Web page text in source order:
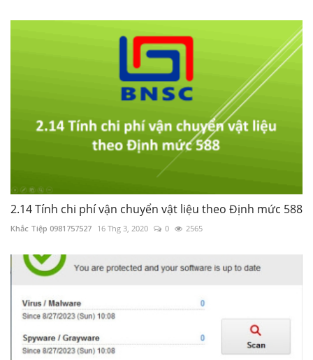
2.14 Tính chi phí vận chuyển vật liệu theo Định mức 588
Khắc Tiệp 0981757527 16 Thg 3, 2020 0 2565